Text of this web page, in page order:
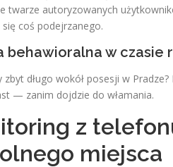
twarze autoryzowanych
się coś podejrzanego.
behawioralna w czasie
zbyt długo wokół posesji w
— zanim dojdzie do włamania.
z
miejsca